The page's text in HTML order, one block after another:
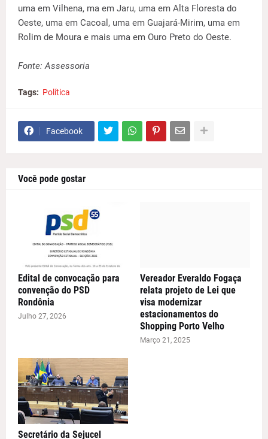
uma em Vilhena, ma em Jaru, uma em Alta Floresta do
Oeste, uma em Cacoal, uma em Guajará-Mirim, uma em
Rolim de Moura e mais uma em Ouro Preto do Oeste.
Fonte: Assessoria
Tags: Política
Facebook
Você pode gostar
Edital de convocação para
convenção do PSD
Rondônia
Julho 27, 2026
Vereador Everaldo Fogaça
relata projeto de Lei que
visa modernizar
estacionamentos do
Shopping Porto Velho
Março 21, 2025
Secretário da Sejucel